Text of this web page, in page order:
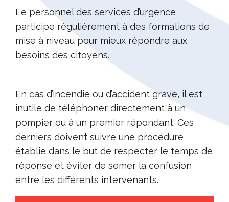
Le personnel des services d’urgence
participe régulièrement à des formations de
mise à niveau pour mieux répondre aux
besoins des citoyens.
En cas d’incendie ou d’accident grave, il est
inutile de téléphoner directement à un
pompier ou à un premier répondant. Ces
derniers doivent suivre une procédure
établie dans le but de respecter le temps de
réponse et éviter de semer la confusion
entre les différents intervenants.